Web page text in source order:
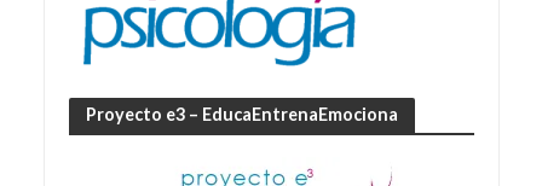
Proyecto e3 – EducaEntrenaEmociona